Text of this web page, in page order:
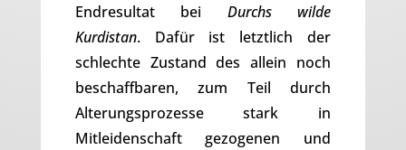
Endresultat bei Durchs wilde
Kurdistan. Dafür ist letztlich der
schlechte Zustand des allein noch
beschaffbaren, zum Teil durch
Alterungsprozesse stark in
Mitleidenschaft gezogenen und